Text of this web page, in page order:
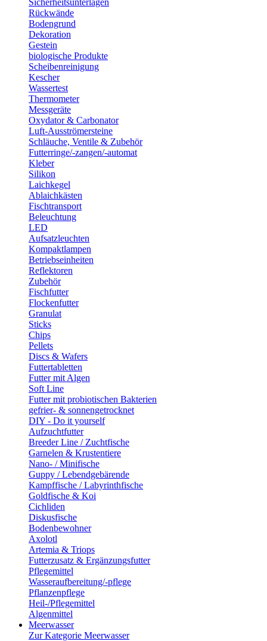
Sicherheitsunterlagen
Rückwände
Bodengrund
Dekoration
Gestein
biologische Produkte
Scheibenreinigung
Kescher
Wassertest
Thermometer
Messgeräte
Oxydator & Carbonator
Luft-Ausströmersteine
Schläuche, Ventile & Zubehör
Futterringe/-zangen/-automat
Kleber
Silikon
Laichkegel
Ablaichkästen
Fischtransport
Beleuchtung
LED
Aufsatzleuchten
Kompaktlampen
Betriebseinheiten
Reflektoren
Zubehör
Fischfutter
Flockenfutter
Granulat
Sticks
Chips
Pellets
Discs & Wafers
Futtertabletten
Futter mit Algen
Soft Line
Futter mit probiotischen Bakterien
gefrier- & sonnengetrocknet
DIY - Do it yourself
Aufzuchtfutter
Breeder Line / Zuchtfische
Garnelen & Krustentiere
Nano- / Minifische
Guppy / Lebendgebärende
Kampffische / Labyrinthfische
Goldfische & Koi
Cichliden
Diskusfische
Bodenbewohner
Axolotl
Artemia & Triops
Futterzusatz & Ergänzungsfutter
Pflegemittel
Wasseraufbereitung/-pflege
Pflanzenpflege
Heil-/Pflegemittel
Algenmittel
Meerwasser
Zur Kategorie Meerwasser